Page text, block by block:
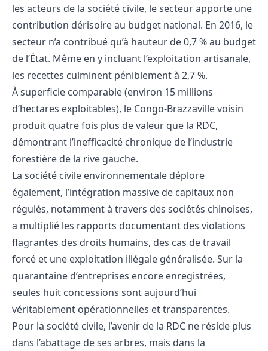
les acteurs de la société civile, le secteur apporte une
contribution dérisoire au budget national. En 2016, le
secteur n’a contribué qu’à hauteur de 0,7 % au budget
de l’État. Même en y incluant l’exploitation artisanale,
les recettes culminent péniblement à 2,7 %.
À superficie comparable (environ 15 millions
d’hectares exploitables), le Congo-Brazzaville voisin
produit quatre fois plus de valeur que la RDC,
démontrant l’inefficacité chronique de l’industrie
forestière de la rive gauche.
La société civile environnementale déplore
également, l’intégration massive de capitaux non
régulés, notamment à travers des sociétés chinoises,
a multiplié les rapports documentant des violations
flagrantes des droits humains, des cas de travail
forcé et une exploitation illégale généralisée. Sur la
quarantaine d’entreprises encore enregistrées,
seules huit concessions sont aujourd’hui
véritablement opérationnelles et transparentes.
Pour la société civile, l’avenir de la RDC ne réside plus
dans l’abattage de ses arbres, mais dans la